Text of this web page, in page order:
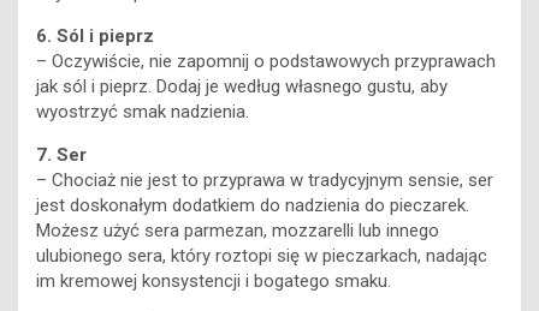
6. Sól i pieprz
– Oczywiście, nie zapomnij o podstawowych przyprawach
jak sól i pieprz. Dodaj je według własnego gustu, aby
wyostrzyć smak nadzienia.
7. Ser
– Chociaż nie jest to przyprawa w tradycyjnym sensie, ser
jest doskonałym dodatkiem do nadzienia do pieczarek.
Możesz użyć sera parmezan, mozzarelli lub innego
ulubionego sera, który roztopi się w pieczarkach, nadając
im kremowej konsystencji i bogatego smaku.